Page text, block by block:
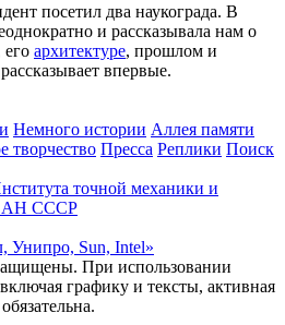
посетил два наукограда. В
и рассказывала нам о
его архитектуре, прошлом и
впервые.
Немного истории Аллея памяти
творчество Пресса Реплики Поиск
точной механики и
АН СССР
Унипро, Sun, Intel»
При использовании
графику и тексты, активная
обязательна.